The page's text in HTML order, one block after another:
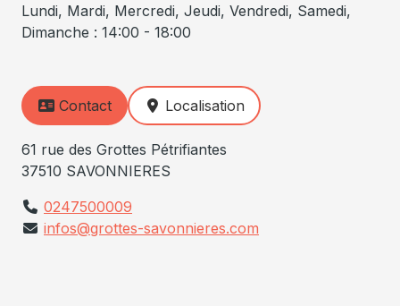
Lundi, Mardi, Mercredi, Jeudi, Vendredi, Samedi,
Dimanche : 14:00 - 18:00
Contact Localisation
61 rue des Grottes Pétrifiantes
37510 SAVONNIERES
0247500009
infos@grottes-savonnieres.com